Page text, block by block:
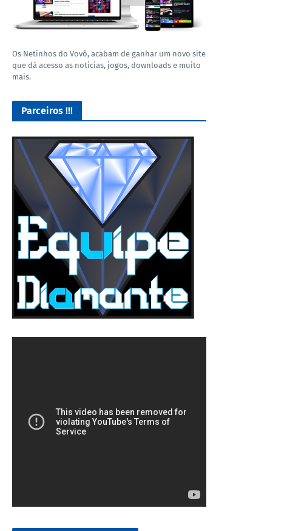
Os Netinhos do Vovô, acabam de ganhar um novo site
que dá acesso as noticias, jogos, downloads e muito
mais.
Parceiros !!!